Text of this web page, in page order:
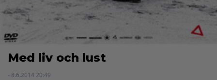
Med liv och lust
- 8.6.2014 20:49